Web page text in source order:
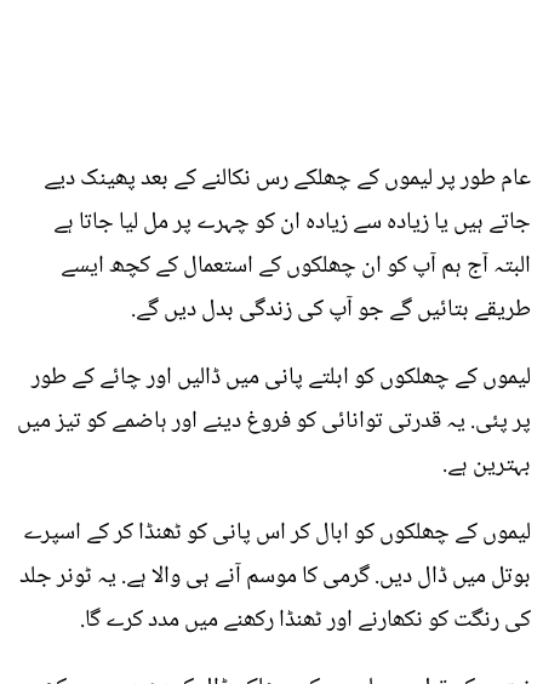
عام طور پر لیموں کے چھلکے رس نکالنے کے بعد پھینک دیے
جاتے ہیں یا زیادہ سے زیادہ ان کو چہرے پر مل لیا جاتا ہے
البتہ آج ہم آپ کو ان چھلکوں کے استعمال کے کچھ ایسے
طریقے بتائیں گے جو آپ کی زندگی بدل دیں گے.
لیموں کے چھلکوں کو ابلتے پانی میں ڈالیں اور چائے کے طور
پر پئی. یہ قدرتی توانائی کو فروغ دینے اور ہاضمے کو تیز میں
بہترین ہے.
لیموں کے چھلکوں کو ابال کر اس پانی کو ٹھنڈا کر کے اسپرے
بوتل میں ڈال دیں. گرمی کا موسم آنے ہی والا ہے. یہ ٹونر جلد
کی رنگت کو نکھارنے اور ٹھنڈا رکھنے میں مدد کرے گا.